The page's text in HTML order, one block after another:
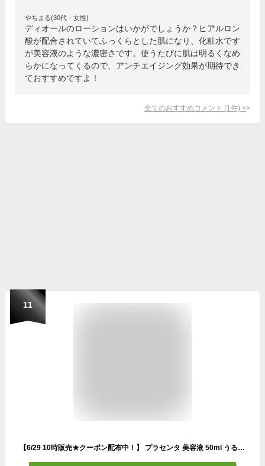
やちまる(30代・女性)
ディオールのローションはいかがでしょうか？ヒアルロン
酸が配合されていてふっくらとした肌になり、化粧水です
が美容液のような濃密さです。使うたびに肌は明るくなめ
らかになってくるので、アンチエイジング効果が期待でき
ておすすめですよ！
全てのおすすめコメント (1 件) >
11
【6/29 10時販売★クーポン配布中！】 プラセンタ 美容液 50ml うるおいもち肌 美容液 ヒアルロン酸 フコイダン 潤い 保湿 乾燥肌 ハリ くすみ 目元 口元 エイジング 顔 化粧品 基礎化粧品 無添加 無香料 日本酒 酒 スキンケア 30代 40代 50代 60代 70代 送料無料